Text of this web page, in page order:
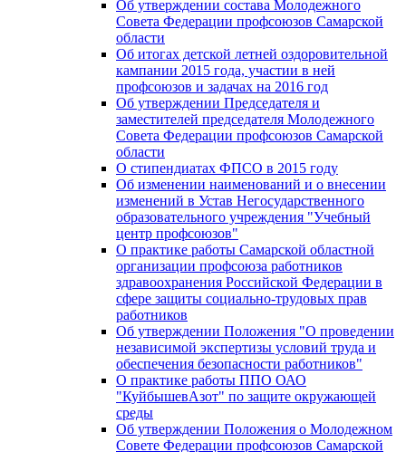
Об утверждении состава Молодежного
Совета Федерации профсоюзов Самарской
области
Об итогах детской летней оздоровительной
кампании 2015 года, участии в ней
профсоюзов и задачах на 2016 год
Об утверждении Председателя и
заместителей председателя Молодежного
Совета Федерации профсоюзов Самарской
области
О стипендиатах ФПСО в 2015 году
Об изменении наименований и о внесении
изменений в Устав Негосударственного
образовательного учреждения "Учебный
центр профсоюзов"
О практике работы Самарской областной
организации профсоюза работников
здравоохранения Российской Федерации в
сфере защиты социально-трудовых прав
работников
Об утверждении Положения "О проведении
независимой экспертизы условий труда и
обеспечения безопасности работников"
О практике работы ППО ОАО
"КуйбышевАзот" по защите окружающей
среды
Об утверждении Положения о Молодежном
Совете Федерации профсоюзов Самарской